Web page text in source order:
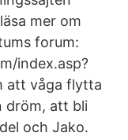
mer om
forum:
index.asp?
att våga flytta
dröm, att bli
och Jako.